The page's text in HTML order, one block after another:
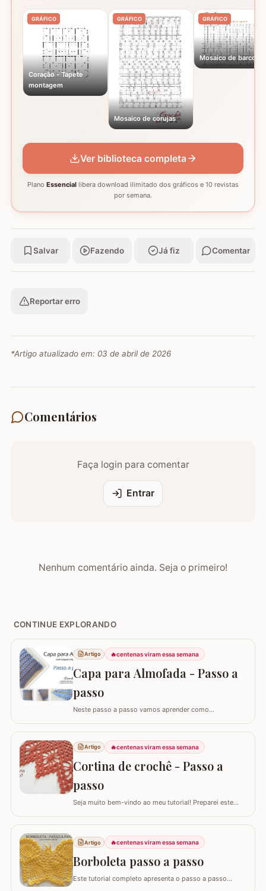
GRÁFICO
Coração - Tapete
montagem
GRÁFICO
Mosaico de corujas
GRÁFICO
Mosaico de barcos
Ver biblioteca completa
Plano Essencial libera download ilimitado dos gráficos e 10 revistas
por semana.
Salvar Fazendo Já fiz Comentar
Reportar erro
*Artigo atualizado em: 03 de abril de 2026
Comentários
Faça login para comentar
Entrar
Nenhum comentário ainda. Seja o primeiro!
CONTINUE EXPLORANDO
Artigo 🔥centenas viram essa semana
Capa para Almofada - Passo a
passo
Neste passo a passo vamos aprender como
intercalados. Fiz a capa para almofada de 40 x 40 e
seguindo o passo a passo você consegue adaptar para
o tamanho desejado. Utilizei o fio Barroco Maxcolor da
Círculo S/A. Um fio extremamente macio por ser 100%…
Artigo 🔥centenas viram essa semana
Cortina de crochê - Passo a
passo
Seja muito bem-vindo ao meu tutorial! Preparei este
uma peça versátil e encantadora. Hoje, vamos aprender
todos os passos para criar uma linda CORTINA DE
CROCHÊ, um modelo clássico que também pode ser
adaptado como bandô ou até mesmo como um…
Artigo 🔥centenas viram essa semana
Borboleta passo a passo
Este tutorial completo apresenta o passo a passo